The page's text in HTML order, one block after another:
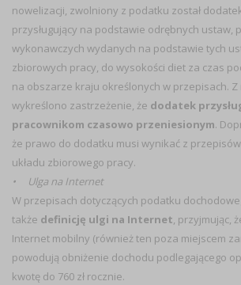
nowelizacji, zwolniony z podatku został
przysługujący na podstawie odrębnych ustaw,
wykonawczych wydanych na podstawie tych
zbiorowych pracy, do wysokości diet za czas
na obszarze kraju określonych w przepisach.
wykreślono zastrzeżenie, że dodatek
pracownikom czasowo przeniesionym.
że prawo do dodatku musi wynikać z
układu zbiorowego pracy.
• Ulga na Internet
W przepisach dotyczących podatku
także definicję ulgi na Internet, przyjmując,
Internet mobilny (również ten poza miejscem
powodują obniżenie dochodu podlegającego
kwotę do 760 zł rocznie.